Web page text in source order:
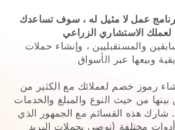
عمل لا مثيل له ، سوف تساعدك Blackbell على
لعملك الاستشاري الزراعي
والمستقبليين ، وإنشاء حملات
رموز خصم لعملائك مع الكثير من
بينها من حيث النوع والمبلغ والخدمات
شارك هذه القسائم مع الجمهور الذي
مختلفة (نوصي بحملات البريد